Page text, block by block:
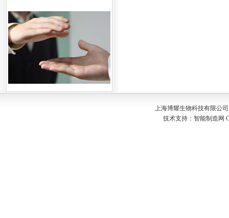
上海博耀生物科技有限公
技术支持： 智能制造网